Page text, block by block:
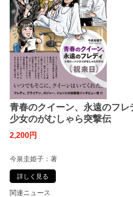
青春のクイーン、永遠のフ
少女のがむしゃら突撃伝
2,200円
今泉圭姫子：著
詳しく見る
関連ニュース